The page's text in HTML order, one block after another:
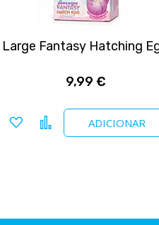
Large Fantasy Hatching
9,99 €
ADICIONAR
Adicionar a favoritos
Comparar